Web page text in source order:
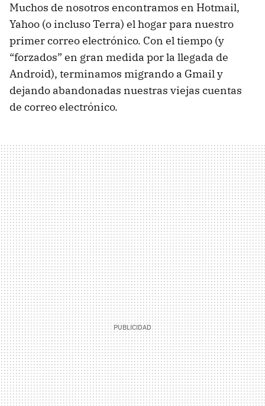
Muchos de nosotros encontramos en Hotmail,
Yahoo (o incluso Terra) el hogar para nuestro
primer correo electrónico. Con el tiempo (y
“forzados” en gran medida por la llegada de
Android), terminamos migrando a Gmail y
dejando abandonadas nuestras viejas cuentas
de correo electrónico.